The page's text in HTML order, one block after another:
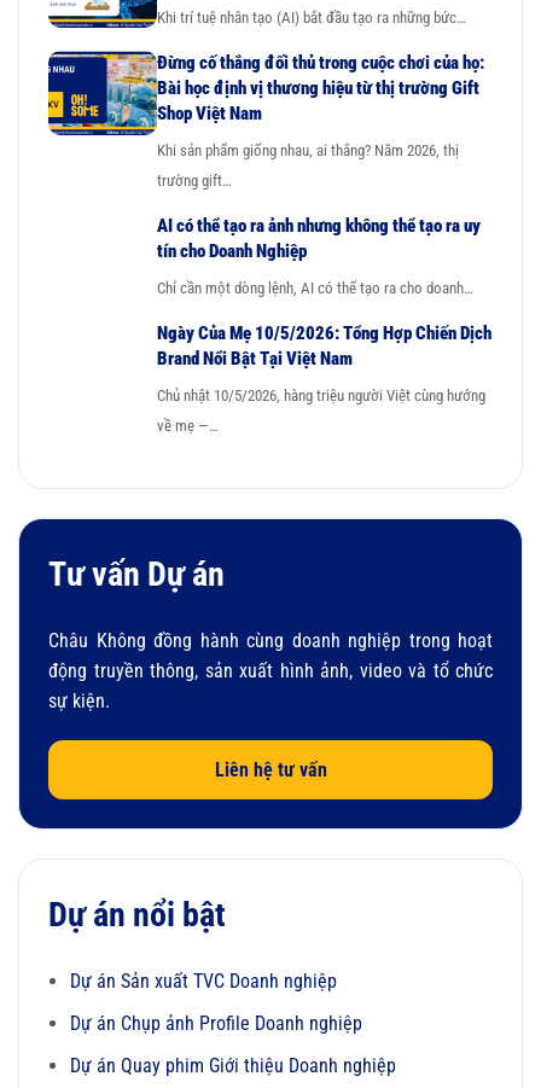
Khi trí tuệ nhân tạo (AI) bắt đầu tạo ra những bức…
Đừng cố thắng đối thủ trong cuộc chơi của họ:
Bài học định vị thương hiệu từ thị trường Gift
Shop Việt Nam
Khi sản phẩm giống nhau, ai thắng? Năm 2026, thị
trường gift…
AI có thể tạo ra ảnh nhưng không thể tạo ra uy
tín cho Doanh Nghiệp
Chỉ cần một dòng lệnh, AI có thể tạo ra cho doanh…
Ngày Của Mẹ 10/5/2026: Tổng Hợp Chiến Dịch
Brand Nổi Bật Tại Việt Nam
Chủ nhật 10/5/2026, hàng triệu người Việt cùng hướng
về mẹ —…
Tư vấn Dự án
Châu Không đồng hành cùng doanh nghiệp trong hoạt
động truyền thông, sản xuất hình ảnh, video và tổ chức
sự kiện.
Liên hệ tư vấn
Dự án nổi bật
Dự án Sản xuất TVC Doanh nghiệp
Dự án Chụp ảnh Profile Doanh nghiệp
Dự án Quay phim Giới thiệu Doanh nghiệp